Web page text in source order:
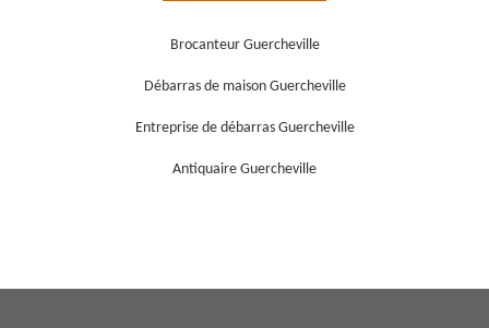
Brocanteur Guercheville
Débarras de maison Guercheville
Entreprise de débarras Guercheville
Antiquaire Guercheville